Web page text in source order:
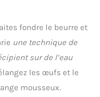
fondre le beurre et
une technique de
sur de l’eau
les œufs et le
mousseux.